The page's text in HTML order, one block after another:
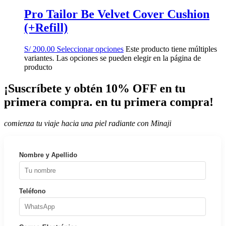
Pro Tailor Be Velvet Cover Cushion
(+Refill)
S/200.00 Seleccionar opciones Este producto tiene múltiples
variantes. Las opciones se pueden elegir en la página de
producto
¡Suscríbete y obtén 10% OFF en tu
primera compra. en tu primera compra!
comienza tu viaje hacia una piel radiante con Minaji
Nombre y Apellido
Teléfono